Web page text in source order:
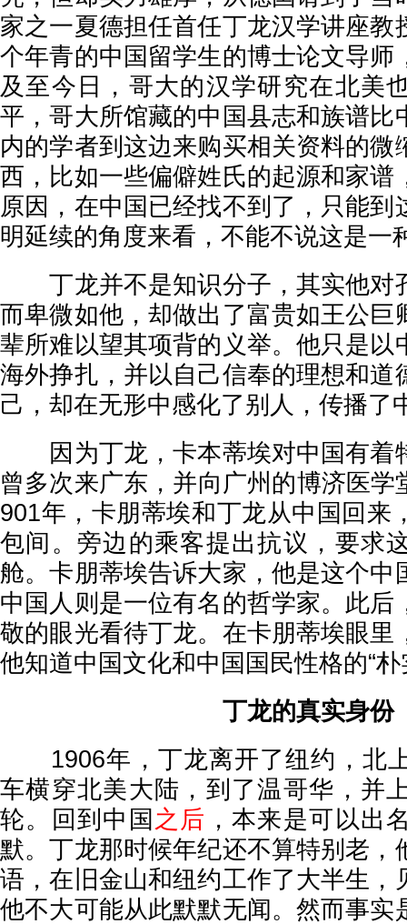
家之一夏德担任首任丁龙汉学讲座教
个年青的中国留学生的博士论文导师
及至今日，哥大的汉学研究在北美
平，哥大所馆藏的中国县志和族谱比
内的学者到这边来购买相关资料的微
西，比如一些偏僻姓氏的起源和家谱
原因，在中国已经找不到了，只能到
明延续的角度来看，不能不说这是一
丁龙并不是知识分子，其实他对
而卑微如他，却做出了富贵如王公巨
辈所难以望其项背的义举。他只是以
海外挣扎，并以自己信奉的理想和道
己，却在无形中感化了别人，传播了
因为丁龙，卡本蒂埃对中国有着
曾多次来广东，并向广州的博济医学
901年，卡朋蒂埃和丁龙从中国回来
包间。旁边的乘客提出抗议，要求
舱。卡朋蒂埃告诉大家，他是这个中
中国人则是一位有名的哲学家。此后
敬的眼光看待丁龙。在卡朋蒂埃眼里
他知道中国文化和中国国民性格的“
丁龙的真实身份
1906年，丁龙离开了纽约，北
车横穿北美大陆，到了温哥华，并
轮。回到中国 之后 ，本来是可以出
默。丁龙那时候年纪还不算特别老，
语，在旧金山和纽约工作了大半生，
他不大可能从此默默无闻。然而事实